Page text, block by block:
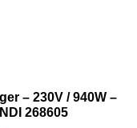
– 230V / 940W –
268605